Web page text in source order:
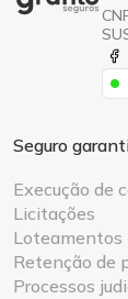
Seguro
Execução de
Licitações
Loteamentos
Retenção de
Processos